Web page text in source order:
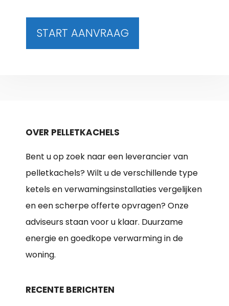
START AANVRAAG
OVER PELLETKACHELS
Bent u op zoek naar een leverancier van
pelletkachels? Wilt u de verschillende type
ketels en verwamingsinstallaties vergelijken
en een scherpe offerte opvragen? Onze
adviseurs staan voor u klaar. Duurzame
energie en goedkope verwarming in de
woning.
RECENTE BERICHTEN